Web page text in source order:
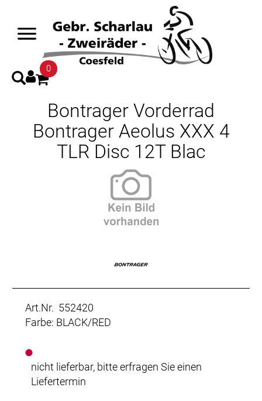
0
Bontrager Vorderrad
Bontrager Aeolus XXX 4
TLR Disc 12T Blac
Art.Nr. 552420
Farbe: BLACK/RED
nicht lieferbar, bitte erfragen Sie einen
Liefertermin